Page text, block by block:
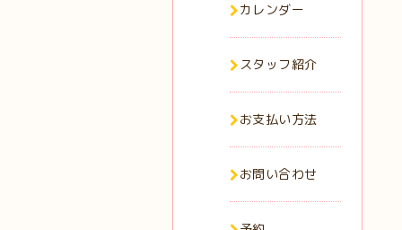
カレンダー
スタッフ紹介
お支払い方法
お問い合わせ